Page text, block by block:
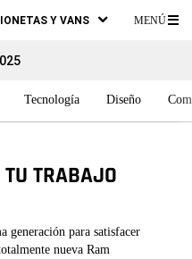
Y VANS MENÚ
Tecnología Diseño
TRABAJO
generación para satisfacer
nueva Ram